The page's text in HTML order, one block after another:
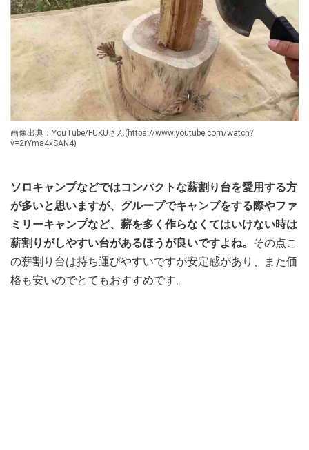
画像出典：YouTube/FUKUさん(https://www.youtube.com/watch?
v=2rYma4xSAN4)
ソロキャンプなどではコンパクトな薪割り台を愛用する方
が多いと思いますが、グループでキャンプをする際やファ
ミリーキャンプなど、薪を多く作らなくてはいけない時は
薪割りがしやすい台があるほうが良いですよね。 その点こ
の薪割り台は持ち運びやすいですが安定感があり、また価
格も安いのでとてもおすすめです。